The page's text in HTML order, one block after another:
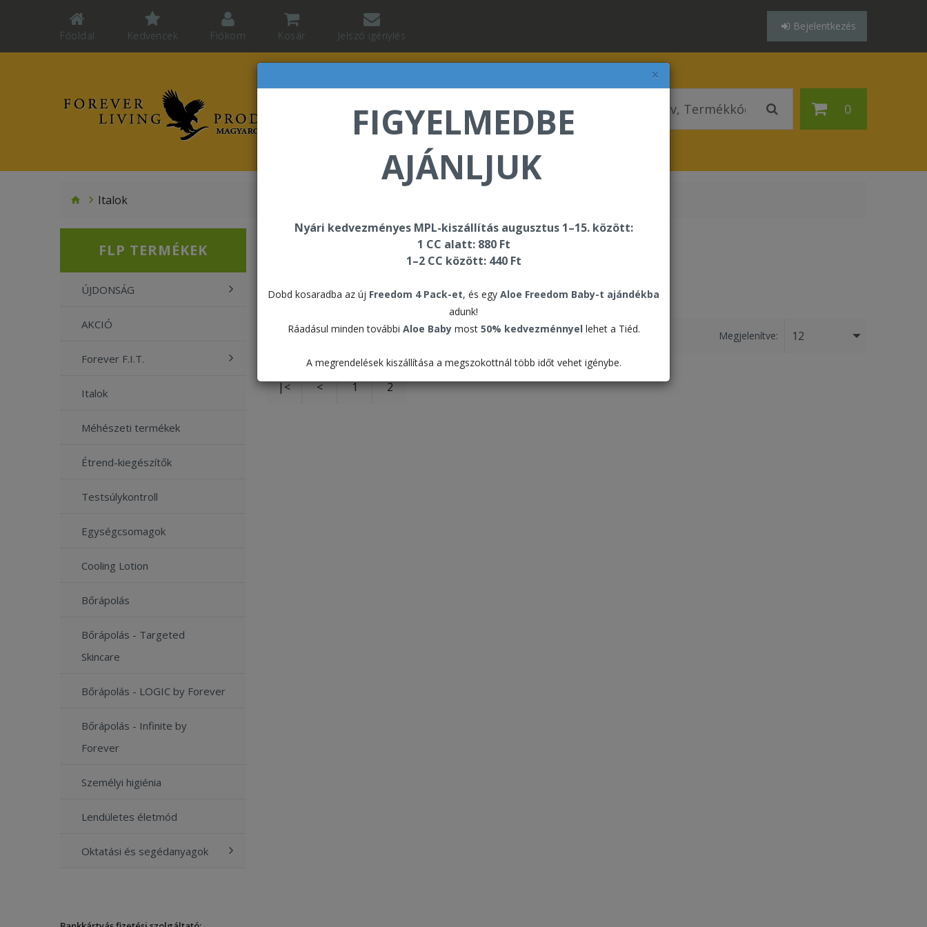
×
FIGYELMEDBE
AJÁNLJUK
Nyári kedvezményes MPL-kiszállítás augusztus 1–15. között:
1 CC alatt: 880 Ft
1–2 CC között: 440 Ft
Dobd kosaradba az új Freedom 4 Pack-et, és egy Aloe Freedom Baby-t ajándékba
adunk!
Ráadásul minden további Aloe Babymost 50% kedvezménnyel lehet a Tiéd.
A megrendelések kiszállítása a megszokottnál több időt vehet igénybe.
Főoldal Kedvencek Fiókom Kosár Jelszó igénylés
Bejelentkezés
0
Italok
FLP TERMÉKEK
ÚJDONSÁG
AKCIÓ
Forever F.I.T.
Italok
Méhészeti termékek
Étrend-kiegészítők
Testsúlykontroll
Egységcsomagok
Cooling Lotion
Bőrápolás
Bőrápolás - Targeted
Skincare
Bőrápolás - LOGIC by Forever
Bőrápolás - Infinite by
Forever
Személyi higiénia
Lendületes életmód
Oktatási és segédanyagok
Italok
Fontos tanácsok az aloé italokhoz >>>
Alapértelmezett Megjelenítve: 12
|< < 1 2